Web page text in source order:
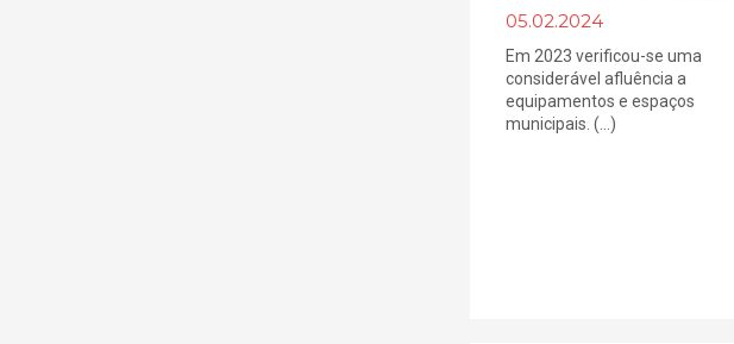
05.02.2024
Em 2023 verificou-se uma
considerável afluência a
equipamentos e espaços
municipais. (...)